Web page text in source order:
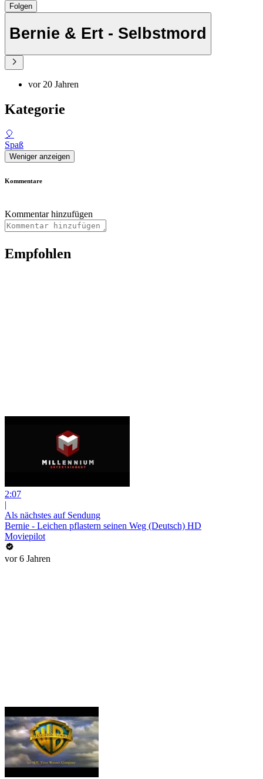
Folgen
Bernie & Ert - Selbstmord
vor 20 Jahren
Kategorie
🎈
Spaß
Weniger anzeigen
Kommentare
Kommentar hinzufügen
Empfohlen
2:07
|
Als nächstes auf Sendung
Bernie - Leichen pflastern seinen Weg (Deutsch) HD
Moviepilot
vor 6 Jahren